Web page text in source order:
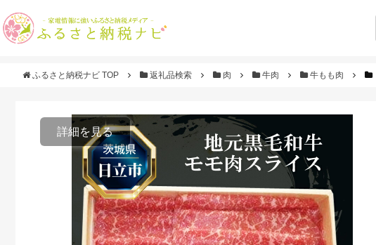
ふるさと納税ナビ TOP 返礼品検索 肉 牛肉 牛もも肉
詳細を見る